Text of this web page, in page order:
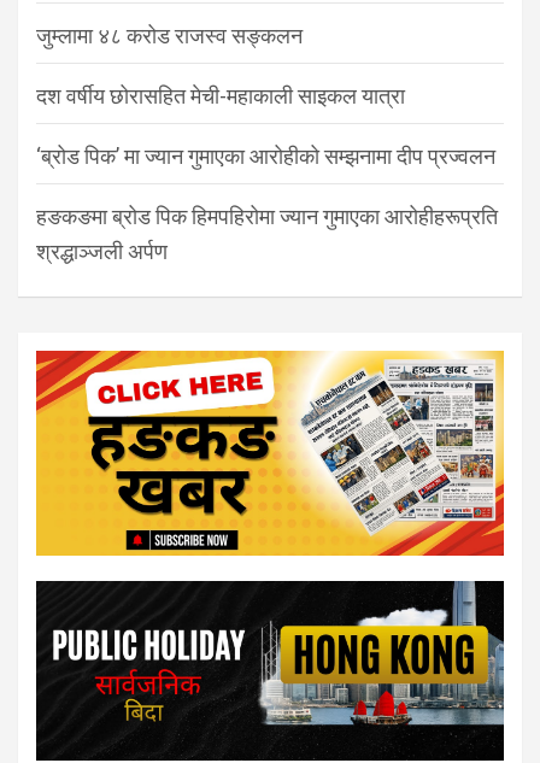
जुम्लामा ४८ करोड राजस्व सङ्कलन
दश वर्षीय छोरासहित मेची-महाकाली साइकल यात्रा
‘ब्रोड पिक’ मा ज्यान गुमाएका आरोहीको सम्झनामा दीप प्रज्वलन
हङकङमा ब्रोड पिक हिमपहिरोमा ज्यान गुमाएका आरोहीहरूप्रति
श्रद्धाञ्जली अर्पण